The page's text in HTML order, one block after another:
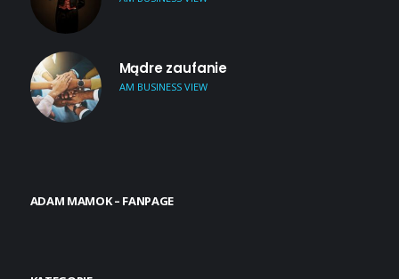
Mądre zaufanie
AM BUSINESS VIEW
ADAM MAMOK – FANPAGE